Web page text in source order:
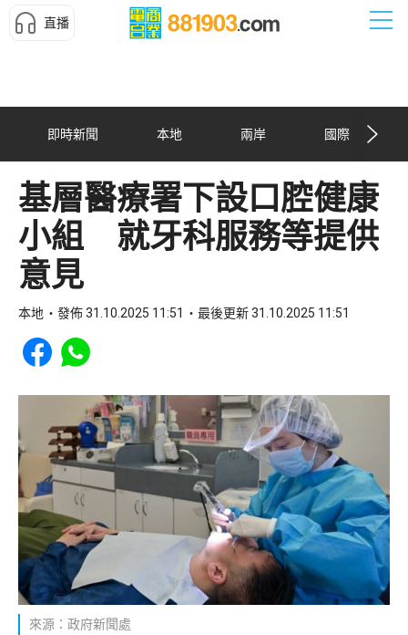
直播
即時新聞 本地 兩岸 國際
基層醫療署下設口腔健康
小組 就牙科服務等提供
意見
本地 發佈 31.10.2025 11:51 最後更新 31.10.2025 11:51
Share to Facebook
Share to WhatsApp
來源：政府新聞處